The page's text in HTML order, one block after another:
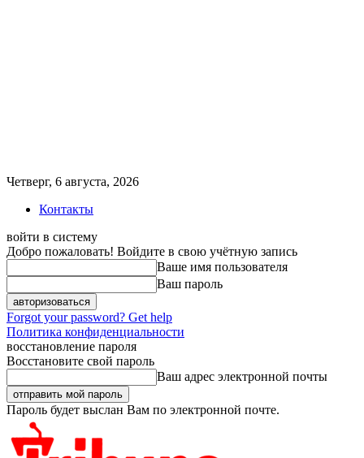
Четверг, 6 августа, 2026
Контакты
войти в систему
Добро пожаловать! Войдите в свою учётную запись
Ваше имя пользователя
Ваш пароль
Forgot your password? Get help
Политика конфиденциальности
восстановление пароля
Восстановите свой пароль
Ваш адрес электронной почты
Пароль будет выслан Вам по электронной почте.